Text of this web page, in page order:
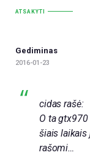
ATSAKYTI
Gediminas
2016-01-23
cidas rašė:
O ta
šiais laikais
rašomi…